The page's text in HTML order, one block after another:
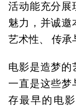
活动能充分展
魅力，并诚邀
艺术性、 传承
电影是造梦的
一直是这些梦
存最早的电